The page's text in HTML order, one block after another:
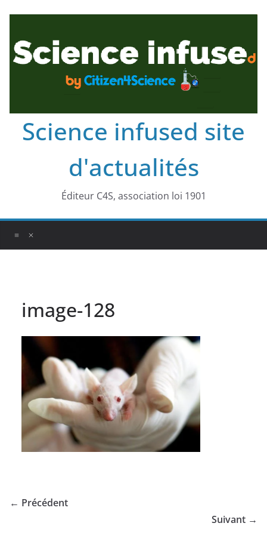
Science infused site
d'actualités
Éditeur C4S, association loi 1901
image-128
← Précédent
Suivant →